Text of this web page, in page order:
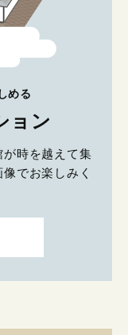
める
ョン
時を越えて集
でお楽しみく